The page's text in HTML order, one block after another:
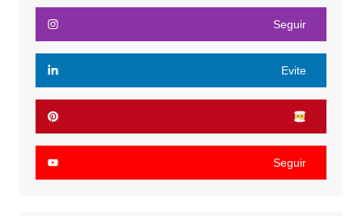
Seguir
Evite
Seguir